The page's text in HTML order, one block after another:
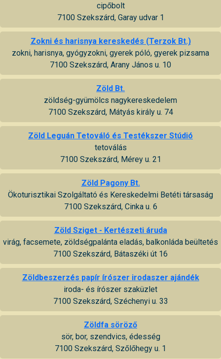
cipőbolt
7100 Szekszárd, Garay udvar 1
Zokni és harisnya kereskedés (Terzok Bt.)
zokni, harisnya, gyógyzokni, gyerek póló, gyerek pizsama
7100 Szekszárd, Arany János u. 10
Zöld Bt.
zöldség-gyümölcs nagykereskedelem
7100 Szekszárd, Mátyás király u. 74
Zöld Leguán Tetováló és Testékszer Stúdió
tetoválás
7100 Szekszárd, Mérey u. 21
Zöld Pagony Bt.
Ökoturisztikai Szolgáltató és Kereskedelmi Betéti társaság
7100 Szekszárd, Cinka u. 6
Zöld Sziget - Kertészeti áruda
virág, facsemete, zöldségpalánta eladás, balkonláda beültetés
7100 Szekszárd, Bátaszéki út 16
Zöldbeszerzés papír írószer irodaszer ajándék
iroda- és írószer szaküzlet
7100 Szekszárd, Széchenyi u. 33
Zöldfa söröző
sör, bor, szendvics, édesség
7100 Szekszárd, Szőlőhegy u. 1